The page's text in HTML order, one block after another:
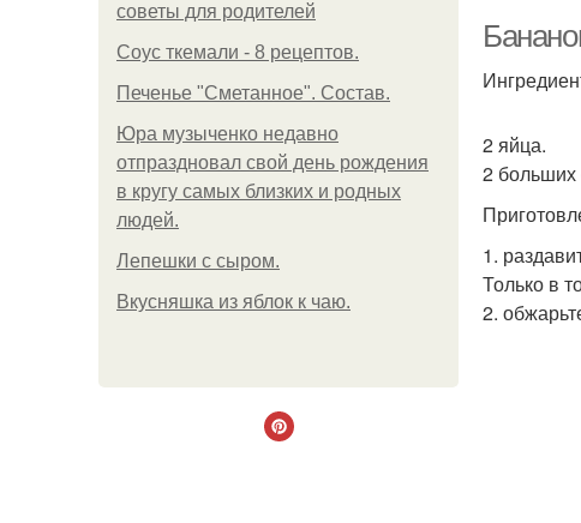
советы для родителей
Соус ткемали - 8 рецептов.
Печенье "Сметанное". Состав.
Юра музыченко недавно
отпраздновал свой день рождения
в кругу самых близких и родных
людей.
Лепешки с сыром.
Вкусняшка из яблок к чаю.
2 яйца.
2 больших
1.
Только в
2.